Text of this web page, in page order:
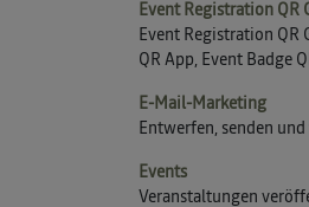
Event Registration QR
Event Registration QR
QR App, Event Badge
E-Mail-Marketing
Entwerfen, senden
Events
Veranstaltungen